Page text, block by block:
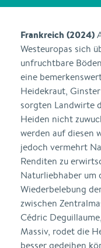
Frankreich (2024)
Westeuropas sich
unfruchtbare
eine
Heidekraut,
sorgten Landwirte
Heiden nicht
werden auf diesen
jedoch vermehrt
Renditen zu
Naturliebhaber um
Wiederbelebung
zwischen
Cédric
Massiv, rodet die
besser gedeihen